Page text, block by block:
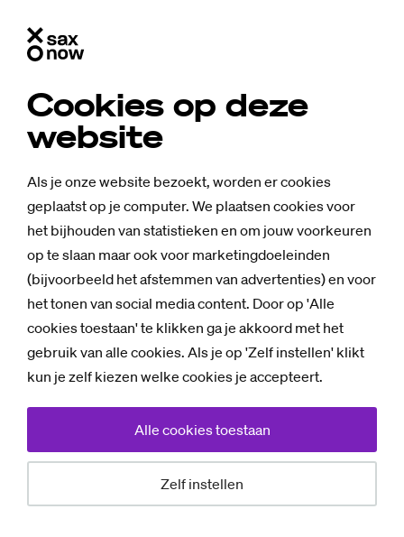
Cookies op deze
website
Als je onze website bezoekt, worden er cookies
geplaatst op je computer. We plaatsen cookies voor
het bijhouden van statistieken en om jouw voorkeuren
op te slaan maar ook voor marketingdoeleinden
(bijvoorbeeld het afstemmen van advertenties) en voor
het tonen van social media content. Door op 'Alle
cookies toestaan' te klikken ga je akkoord met het
gebruik van alle cookies. Als je op 'Zelf instellen' klikt
kun je zelf kiezen welke cookies je accepteert.
Zelf instellen
Alle cookies toestaan
De (nieu­we)
men­sen van
Saxi­on: "Ik had